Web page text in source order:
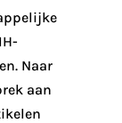
Naar
aan